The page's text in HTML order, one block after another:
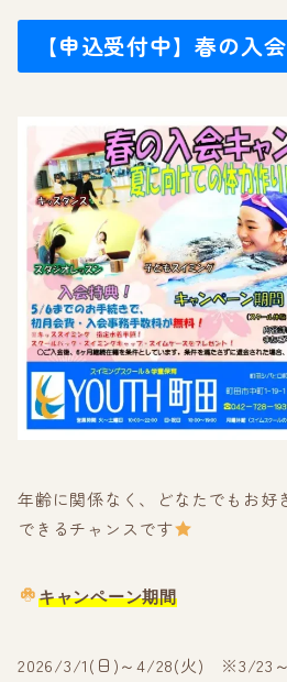
【申込受付中】春の入
年齢に関係なく、どなたでもお好
できるチャンスです
キャンペーン期間
2026/3/1(日)～4/28(火) ※3/23～